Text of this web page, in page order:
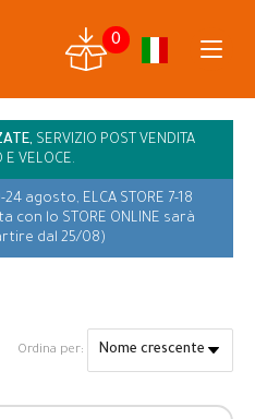
0
SERVIZIO POST VENDITA
E VELOCE.
24 agosto, ELCA STORE 7-18
lo STORE ONLINE sarà
dal 25/08)
Ordina per: